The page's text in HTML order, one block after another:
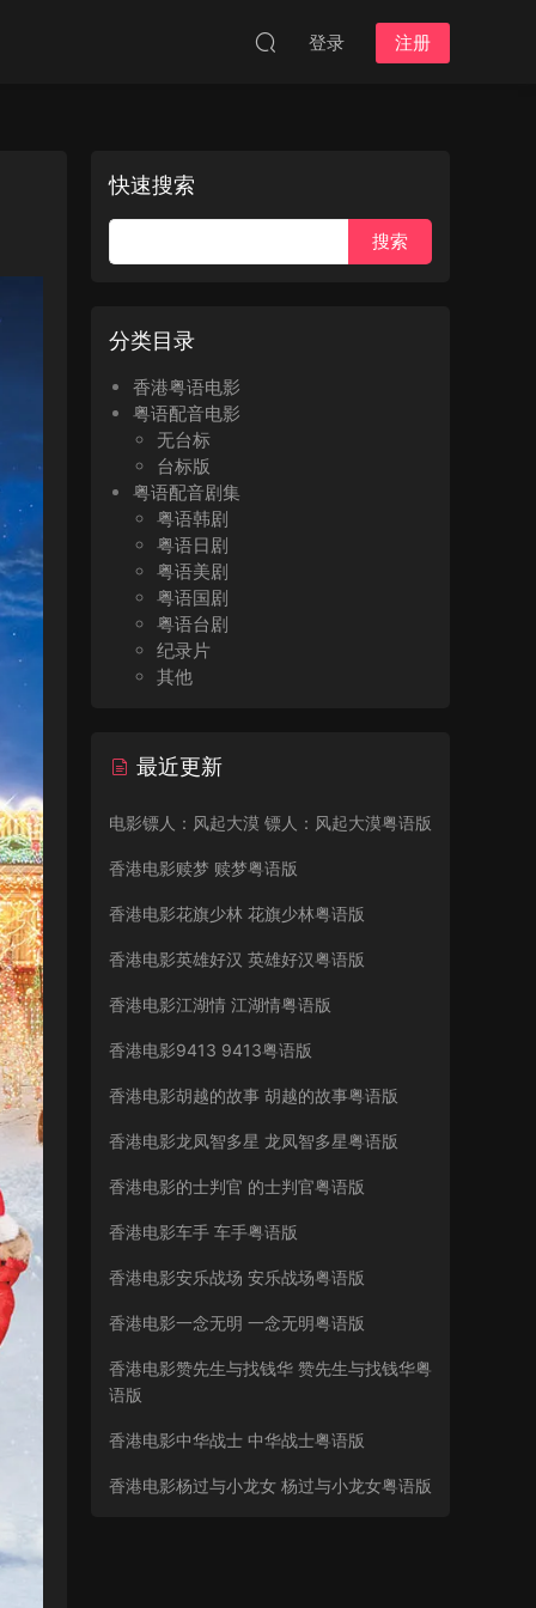
登录 注册
快速搜索
分类目录
香港粤语电影
粤语配音电影
无台标
台标版
粤语配音剧集
粤语韩剧
粤语日剧
粤语美剧
粤语国剧
粤语台剧
纪录片
其他
最近更新
电影镖人：风起大漠 镖人：风起大漠粤语版
香港电影赎梦 赎梦粤语版
香港电影花旗少林 花旗少林粤语版
香港电影英雄好汉 英雄好汉粤语版
香港电影江湖情 江湖情粤语版
香港电影9413 9413粤语版
香港电影胡越的故事 胡越的故事粤语版
香港电影龙凤智多星 龙凤智多星粤语版
香港电影的士判官 的士判官粤语版
香港电影车手 车手粤语版
香港电影安乐战场 安乐战场粤语版
香港电影一念无明 一念无明粤语版
香港电影赞先生与找钱华 赞先生与找钱华粤
语版
香港电影中华战士 中华战士粤语版
香港电影杨过与小龙女 杨过与小龙女粤语版